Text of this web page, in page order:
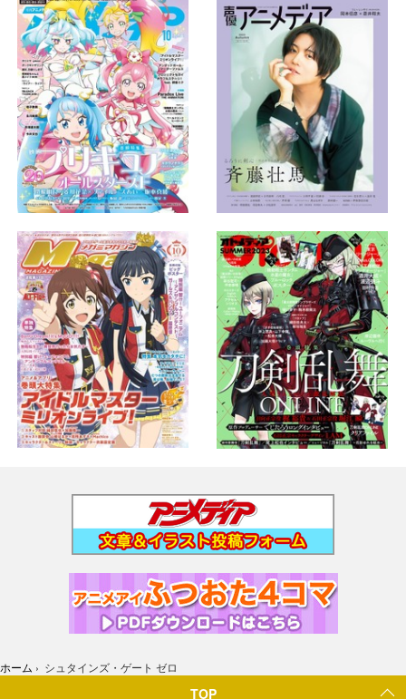
ホーム › シュタインズ・ゲート ゼロ
TOP